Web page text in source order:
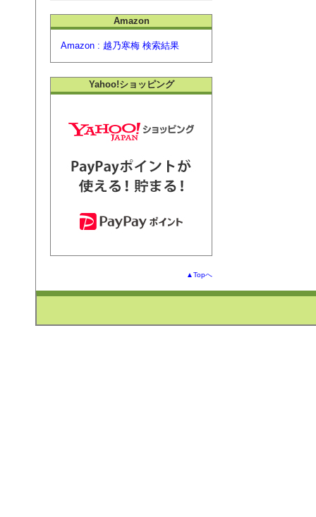
Amazon
Amazon : 越乃寒梅 検索結果
Yahoo!ショッピング
▲Topへ